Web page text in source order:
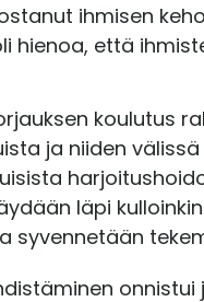
ihmisen
hienoa, että
koulutus
ja niiden
läpi
syvennetään
onnistui